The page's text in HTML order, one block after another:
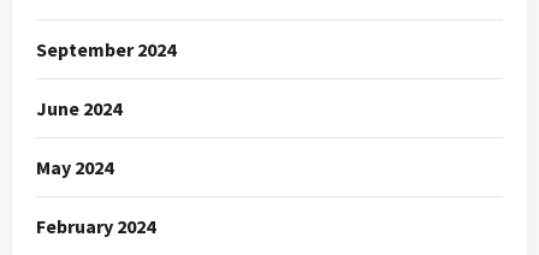
September 2024
June 2024
May 2024
February 2024